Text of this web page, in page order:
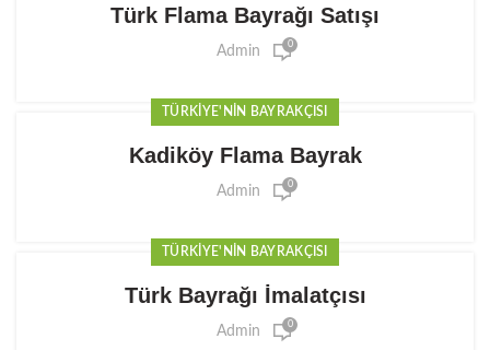
Türk Flama Bayrağı Satışı
Admin 0
TÜRKIYE'NIN BAYRAKÇISI
Kadiköy Flama Bayrak
Admin 0
TÜRKIYE'NIN BAYRAKÇISI
Türk Bayrağı İmalatçısı
Admin 0